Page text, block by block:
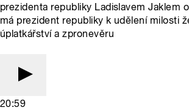
prezidenta republiky Ladislavem Jaklem
má prezident republiky k udělení milosti
úplatkářství a zpronevěru
20:59